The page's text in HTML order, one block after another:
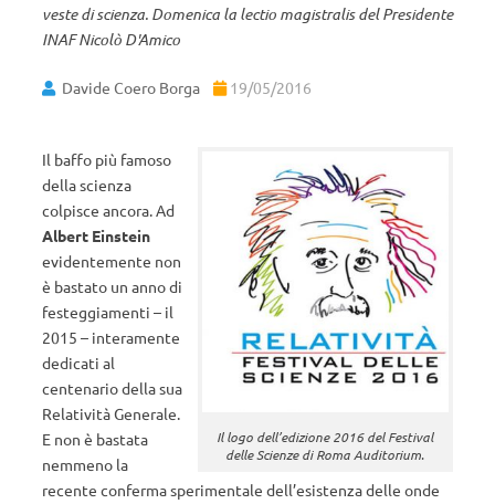
veste di scienza. Domenica la lectio magistralis del Presidente
INAF Nicolò D'Amico
Davide Coero Borga 19/05/2016
Il logo dell’edizione 2016 del Festival
delle Scienze di Roma Auditorium.
Il baffo più famoso
della scienza
colpisce ancora. Ad
Albert Einstein
evidentemente non
è bastato un anno di
festeggiamenti – il
2015 – interamente
dedicati al
centenario della sua
Relatività Generale.
E non è bastata
nemmeno la
recente conferma sperimentale dell’esistenza delle onde